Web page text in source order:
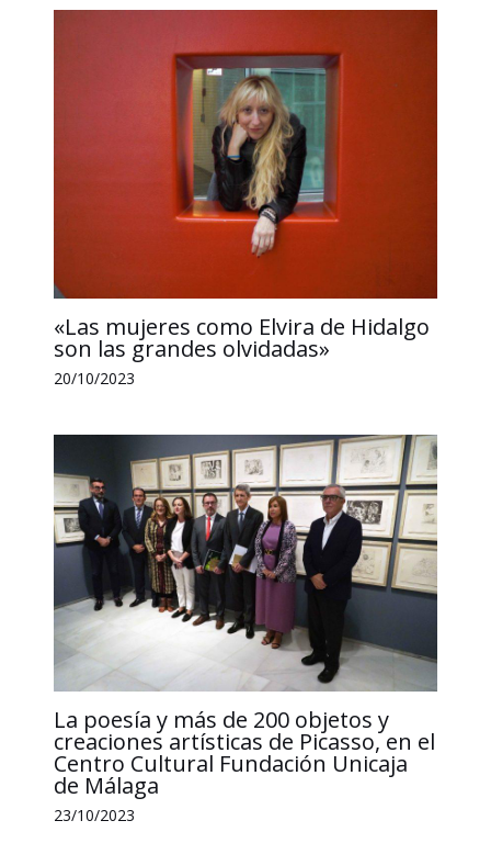
«Las mujeres como Elvira de Hidalgo
son las grandes olvidadas»
20/10/2023
La poesía y más de 200 objetos y
creaciones artísticas de Picasso, en el
Centro Cultural Fundación Unicaja
de Málaga
23/10/2023